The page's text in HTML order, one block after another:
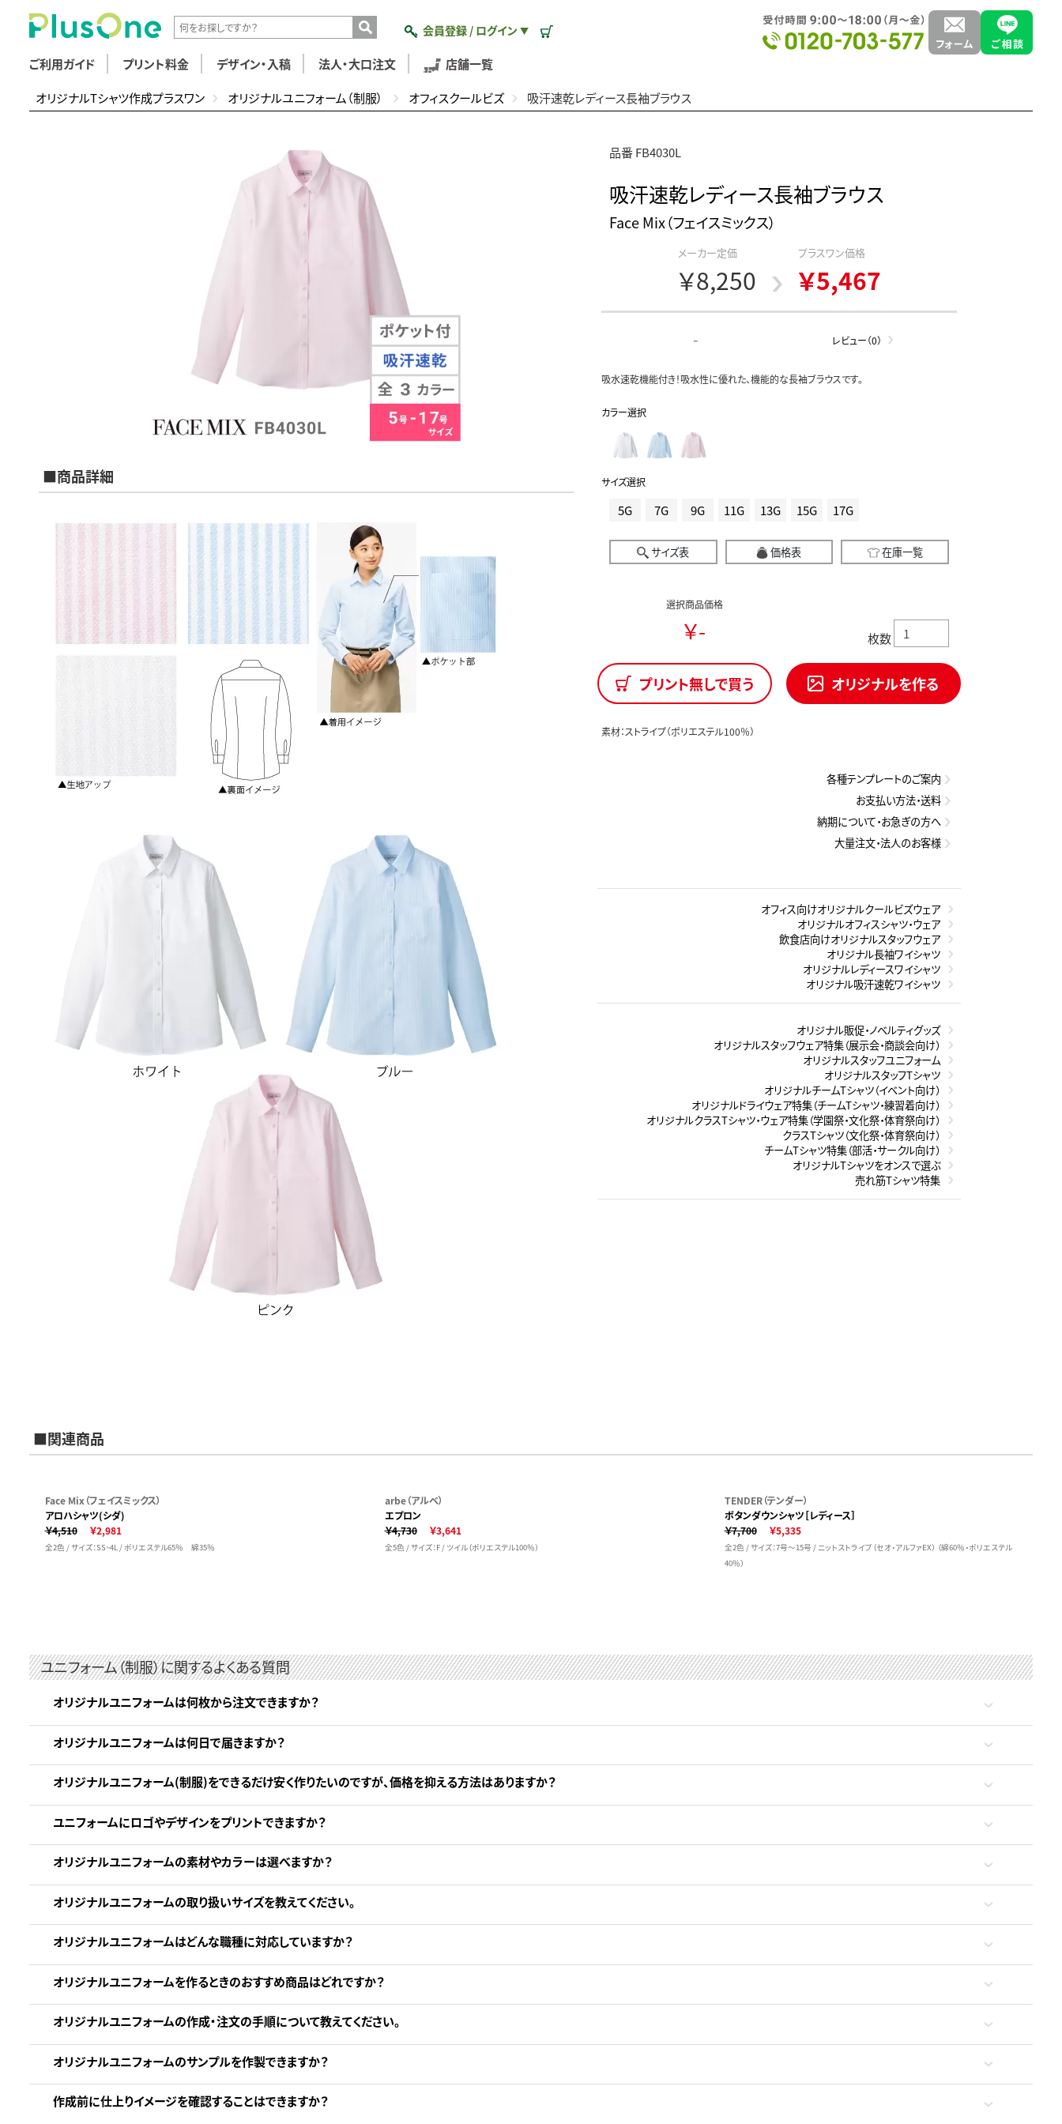
会員登録 / ログイン ▼
ご利用ガイド プリント料金 デザイン・入稿 法人・大口注文 店舗一覧
オリジナルTシャツ作成プラスワン オリジナルユニフォーム（制服） オフィスクールビズ 吸汗速乾レディース長袖ブラウス
■商品詳細
品番 FB4030L
吸汗速乾レディース長袖ブラウス
Face Mix（フェイスミックス）
メーカー定価
￥8,250
プラスワン価格
￥5,467
- レビュー（0）
吸水速乾機能付き！吸水性に優れた、機能的な長袖ブラウスです。
カラー選択
サイズ選択
5G 7G 9G 11G 13G 15G 17G
サイズ表 価格表 在庫一覧
選択商品価格
￥- 枚数
プリント無しで買う オリジナルを作る
素材：ストライプ（ポリエステル100％）
各種テンプレートのご案内
お支払い方法・送料
納期について・お急ぎの方へ
大量注文・法人のお客様
オフィス向けオリジナルクールビズウェア
オリジナルオフィスシャツ・ウェア
飲食店向けオリジナルスタッフウェア
オリジナル長袖ワイシャツ
オリジナルレディースワイシャツ
オリジナル吸汗速乾ワイシャツ
オリジナル販促・ノベルティグッズ
オリジナルスタッフウェア特集（展示会・商談会向け）
オリジナルスタッフユニフォーム
オリジナルスタッフTシャツ
オリジナルチームTシャツ（イベント向け）
オリジナルドライウェア特集（チームTシャツ・練習着向け）
オリジナルクラスTシャツ・ウェア特集（学園祭・文化祭・体育祭向け）
クラスTシャツ（文化祭・体育祭向け）
チームTシャツ特集（部活・サークル向け）
オリジナルTシャツをオンスで選ぶ
売れ筋Tシャツ特集
■関連商品
Face Mix（フェイスミックス）
アロハシャツ(シダ)
￥4,510
￥2,981
全2色 / サイズ：SS~4L / ポリエステル65％ 綿35％
arbe（アルベ）
エプロン
￥4,730
￥3,641
全5色 / サイズ：F / ツイル（ポリエステル100％）
TENDER（テンダー）
ボタンダウンシャツ［レディース］
￥7,700
￥5,335
全2色 / サイズ：7号～15号 / ニットストライプ（セオ・アルファEX） （綿60％・ポリエステル
40％）
ユニフォーム（制服）に関するよくある質問
オリジナルユニフォームは何枚から注文できますか？
オリジナルユニフォームは何日で届きますか？
オリジナルユニフォーム(制服)をできるだけ安く作りたいのですが、価格を抑える方法はありますか？
ユニフォームにロゴやデザインをプリントできますか？
オリジナルユニフォームの素材やカラーは選べますか？
オリジナルユニフォームの取り扱いサイズを教えてください。
オリジナルユニフォームはどんな職種に対応していますか？
オリジナルユニフォームを作るときのおすすめ商品はどれですか？
オリジナルユニフォームの作成・注文の手順について教えてください。
オリジナルユニフォームのサンプルを作製できますか？
作成前に仕上りイメージを確認することはできますか？